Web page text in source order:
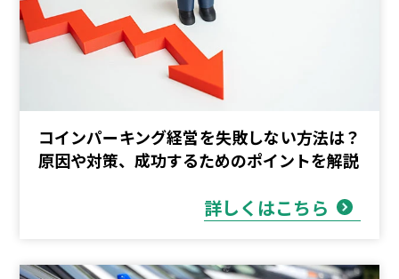
コインパーキング経営を失敗しない方法は？
原因や対策、成功するためのポイントを解説
詳しくはこちら